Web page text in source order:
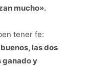
mucho».
tener fe:
las dos
ganado y